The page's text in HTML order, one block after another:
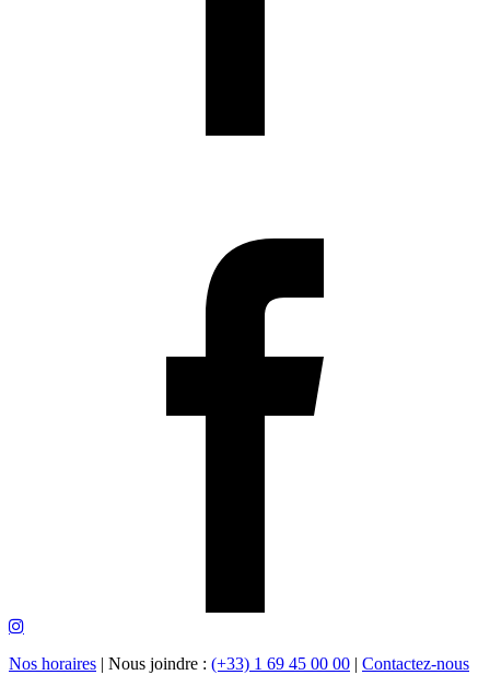
Nos horaires | Nous joindre : (+33) 1 69 45 00 00 | Contactez-nous